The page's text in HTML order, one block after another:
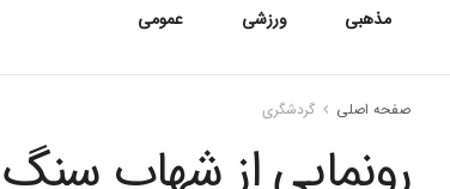
مذهبی ورزشی عمومی
صفحه اصلی گردشگری